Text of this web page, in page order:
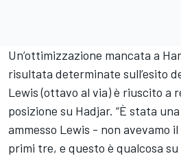
Un’ottimizzazione mancata a
risultata determinate sull’esito
Lewis (ottavo al via) è riuscito a
posizione su Hadjar. “È stata
ammesso Lewis - non avevamo
primi tre, e questo è qualcosa